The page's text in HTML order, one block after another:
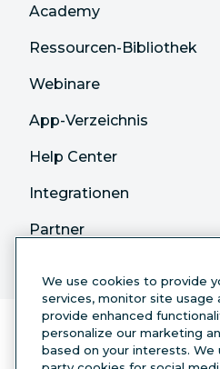
Academy
Ressourcen-Bibliothek
Webinare
App-Verzeichnis
Help Center
Integrationen
Partner
We use cookies to provide
services, monitor site usage
provide enhanced
personalize our marketing
based on your interests.